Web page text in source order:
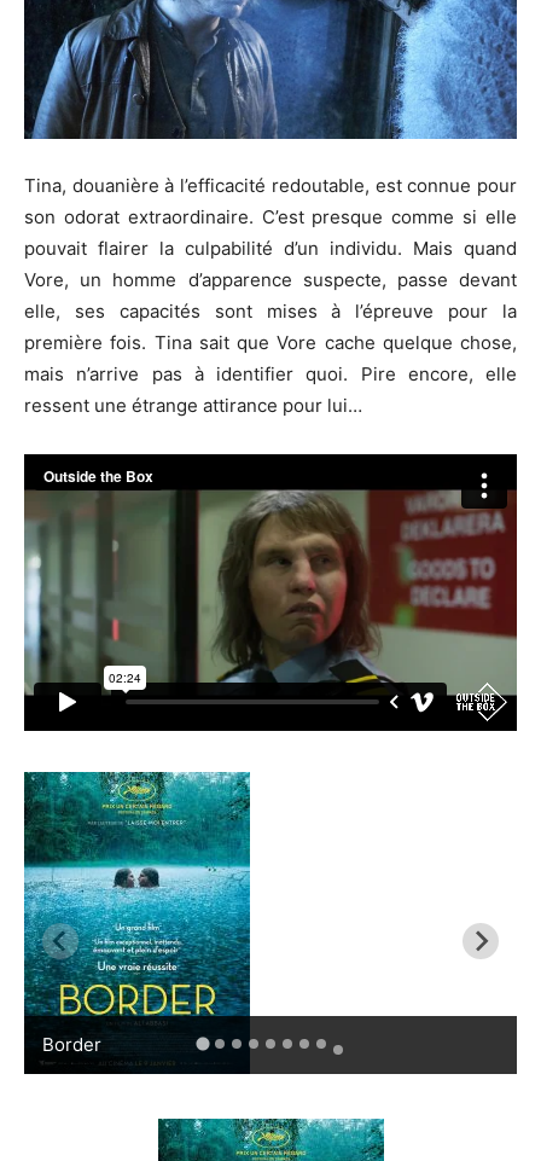
Tina, douanière à l’efficacité redoutable, est connue pour
son odorat extraordinaire. C’est presque comme si elle
pouvait flairer la culpabilité d’un individu. Mais quand
Vore, un homme d’apparence suspecte, passe devant
elle, ses capacités sont mises à l’épreuve pour la
première fois. Tina sait que Vore cache quelque chose,
mais n’arrive pas à identifier quoi. Pire encore, elle
ressent une étrange attirance pour lui…
Border